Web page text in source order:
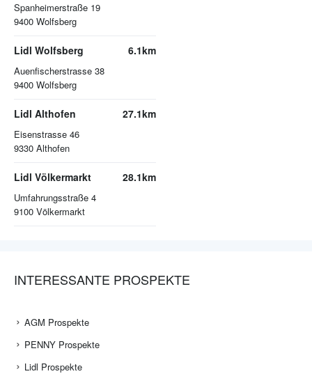
Spanheimerstraße 19
9400 Wolfsberg
Lidl Wolfsberg
Auenfischerstrasse 38
9400 Wolfsberg
6.1km
Lidl Althofen
Eisenstrasse 46
9330 Althofen
27.1km
Lidl Völkermarkt
Umfahrungsstraße 4
9100 Völkermarkt
28.1km
INTERESSANTE PROSPEKTE
AGM Prospekte
PENNY Prospekte
Lidl Prospekte